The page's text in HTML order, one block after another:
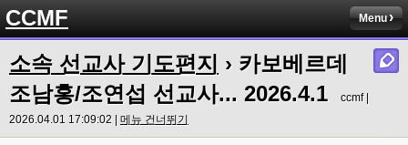
CCMF Menu
소속 선교사 기도편지 › 카보베르데
조남홍/조연섭 선교사... 2026.4.1
ccmf |
2026.04.01 17:09:02 | 메뉴 건너뛰기